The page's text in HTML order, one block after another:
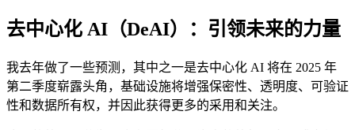
去中心化 AI（DeAI）：引领未来的力量
我去年做了一些预测，其中之一是去中心化 AI 将在 2025 年
第二季度崭露头角，基础设施将增强保密性、透明度、可验证
性和数据所有权，并因此获得更多的采用和关注。